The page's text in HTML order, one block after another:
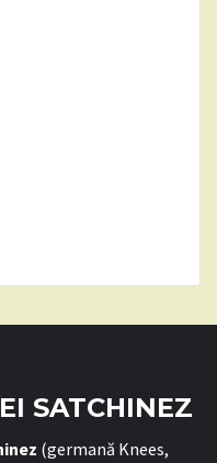
SATCHINEZ
(germană Knees,